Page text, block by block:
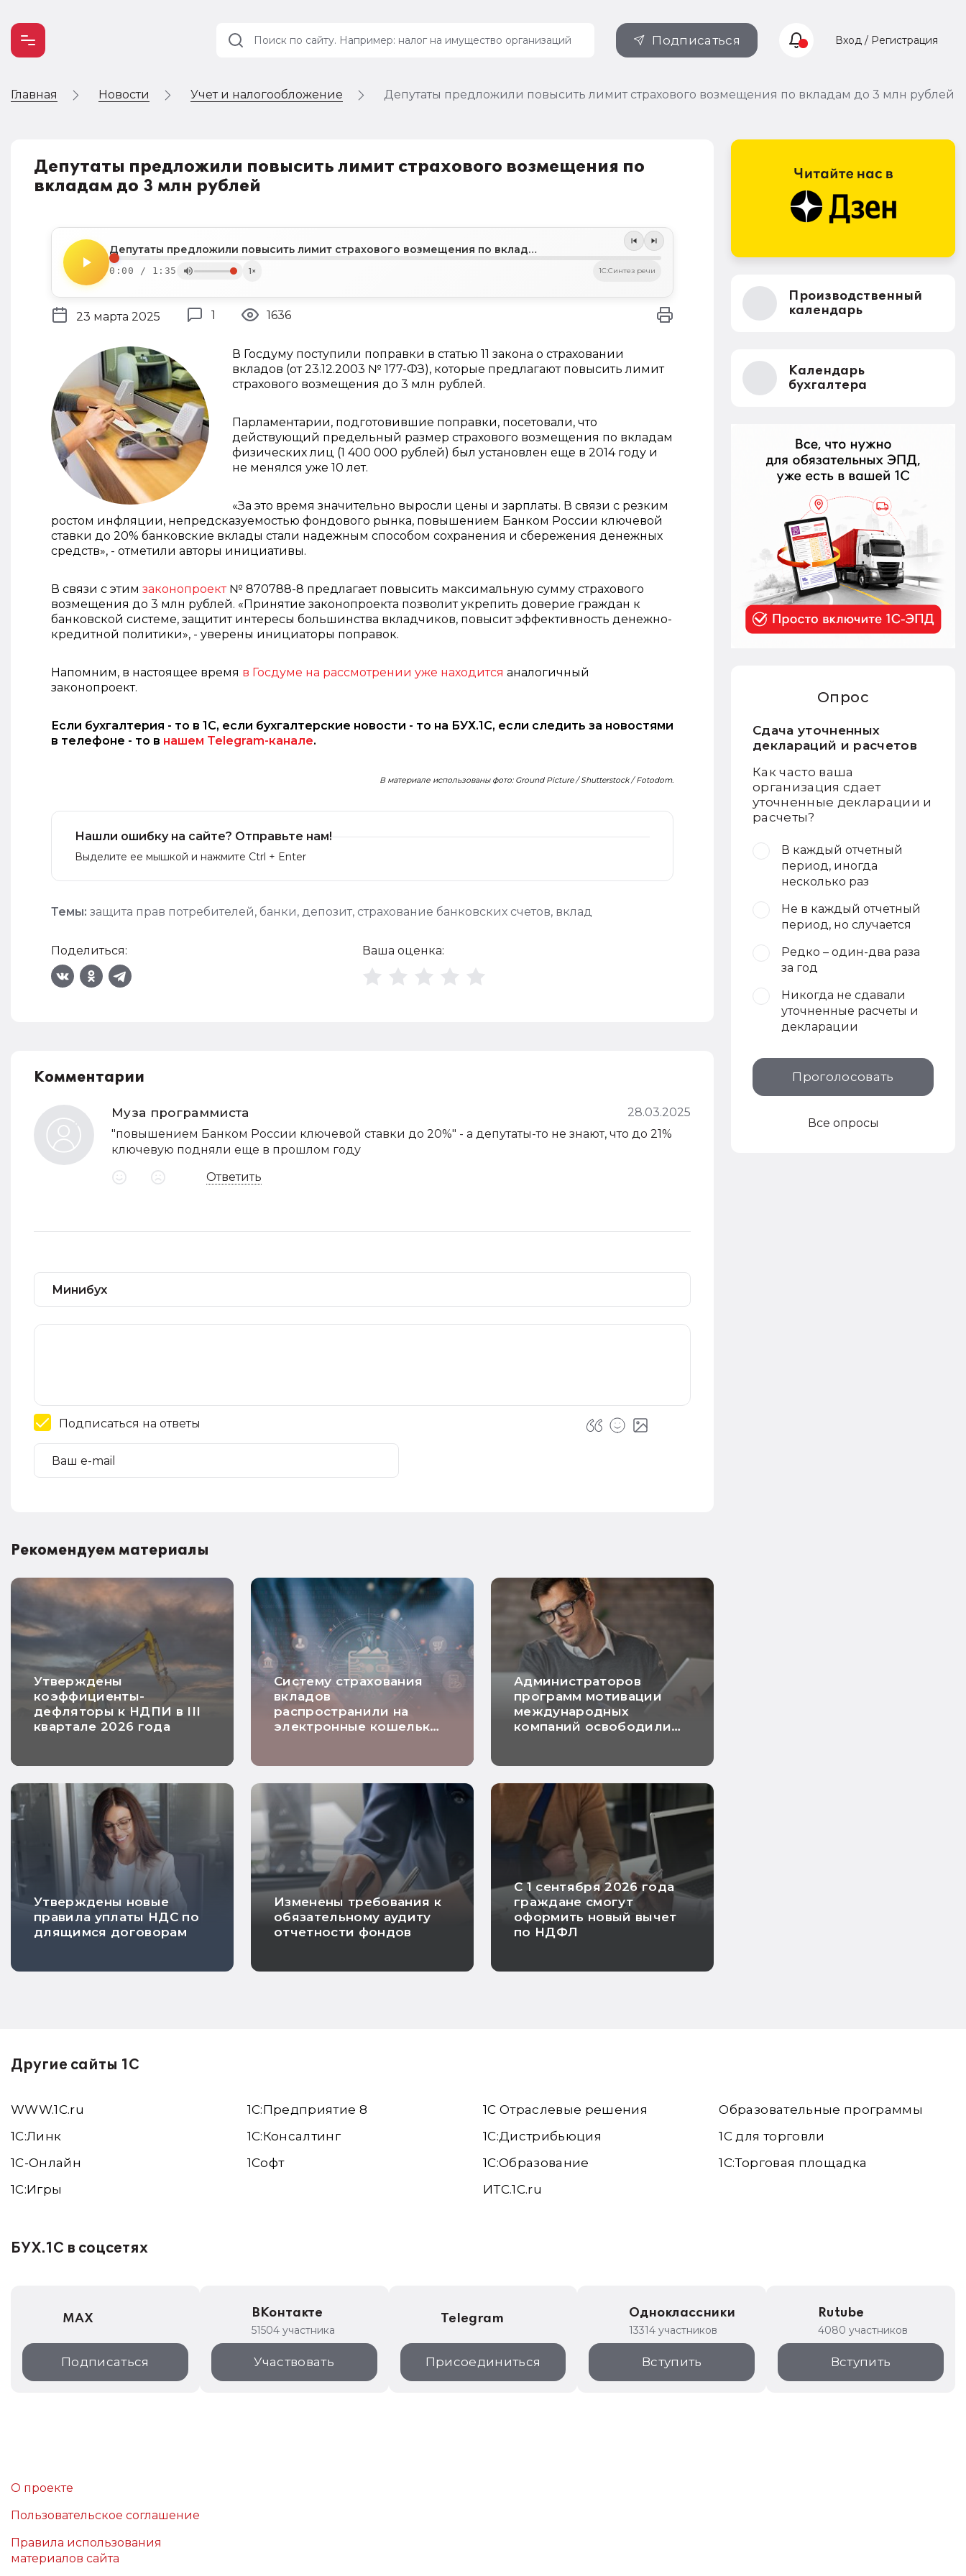
Подписаться Вход / Регистрация
Главная Новости Учет и налогообложение Депутаты предложили повысить лимит страхового возмещения по вкладам до 3 млн рублей
Депутаты предложили повысить лимит страхового возмещения по
вкладам до 3 млн рублей
Депутаты предложили повысить лимит страхового возмещения по вкладам до 3 млн рублей
0:00 / 1:35 1× 1C:Синтез речи
23 марта 2025 1 1636
В Госдуму поступили поправки в статью 11 закона о страховании
вкладов (от 23.12.2003 № 177-ФЗ), которые предлагают повысить лимит
страхового возмещения до 3 млн рублей.
Парламентарии, подготовившие поправки, посетовали, что
действующий предельный размер страхового возмещения по вкладам
физических лиц (1 400 000 рублей) был установлен еще в 2014 году и
не менялся уже 10 лет.
«За это время значительно выросли цены и зарплаты. В связи с резким
ростом инфляции, непредсказуемостью фондового рынка, повышением Банком России ключевой
ставки до 20% банковские вклады стали надежным способом сохранения и сбережения денежных
средств», - отметили авторы инициативы.
В связи с этим законопроект№ 870788-8 предлагает повысить максимальную сумму страхового
возмещения до 3 млн рублей. «Принятие законопроекта позволит укрепить доверие граждан к
банковской системе, защитит интересы большинства вкладчиков, повысит эффективность денежно-
кредитной политики», - уверены инициаторы поправок.
Напомним, в настоящее время в Госдуме на рассмотрении уже находится аналогичный
законопроект.
Если бухгалтерия - то в 1С, если бухгалтерские новости - то на БУХ.1С, если следить за новостями
в телефоне - то в нашем Telegram-канале.
В материале использованы фото: Ground Picture / Shutterstock / Fotodom.
Нашли ошибку на сайте? Отправьте нам!
Выделите ее мышкой и нажмите Ctrl + Enter
Темы: защита прав потребителей, банки, депозит, страхование банковских счетов, вклад
Поделиться: Ваша оценка:
Комментарии
Муза программиста
28.03.2025
"повышением Банком России ключевой ставки до 20%" - а депутаты-то не знают, что до 21%
ключевую подняли еще в прошлом году
Ответить
Подписаться на ответы
Рекомендуем материалы
Утверждены
коэффициенты-
дефляторы к НДПИ в III
квартале 2026 года
Систему страхования
вкладов
распространили на
электронные кошельки
Администраторов
программ мотивации
международных
компаний освободили
Утверждены новые
правила уплаты НДС по
длящимся договорам
Изменены требования к
обязательному аудиту
отчетности фондов
С 1 сентября 2026 года
граждане смогут
оформить новый вычет
по НДФЛ
Производственный
календарь
Календарь
бухгалтера
Опрос
Сдача уточненных
деклараций и расчетов
Как часто ваша
организация сдает
уточненные декларации и
расчеты?
В каждый отчетный
период, иногда
несколько раз
Не в каждый отчетный
период, но случается
Редко – один-два раза
за год
Никогда не сдавали
уточненные расчеты и
декларации
Проголосовать
Все опросы
Другие сайты 1С
WWW.1С.ru
1С:Линк
1С-Онлайн
1C:Игры
1С:Предприятие 8
1С:Консалтинг
1Софт
1С Отраслевые решения
1С:Дистрибьюция
1С:Образование
ИТС.1C.ru
Образовательные программы
1С для торговли
1С:Торговая площадка
БУХ.1С в соцсетях
MAX
Подписаться
ВКонтакте
51504 участника
Участвовать
Telegram
Присоединиться
Одноклассники
13314 участников
Вступить
Rutube
4080 участников
Вступить
О проекте
Пользовательское соглашение
Правила использования
материалов сайта
Учет и